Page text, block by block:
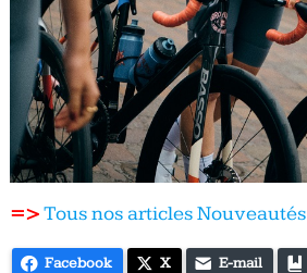
=>Tous nos articles Nouveautés
Facebook X E-mail